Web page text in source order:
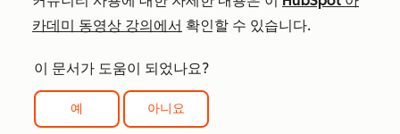
카데미 동영상 강의에서 확인할 수 있습니다.
이 문서가 도움이 되었나요?
예 아니요